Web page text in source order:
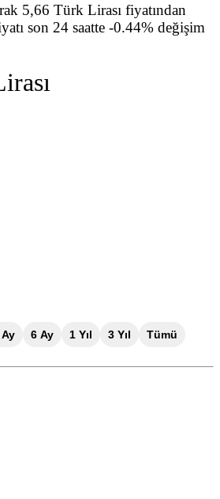
5,66 Türk Lirası fiyatından
son 24 saatte -0.44% değişim
6 Ay 1 Yıl 3 Yıl Tümü